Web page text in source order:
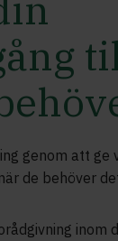
genom att
de behöver
inom